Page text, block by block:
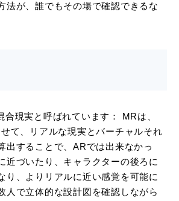
法が、誰でもその場で確認できるな
現実と呼ばれています： MRは、
て、リアルな現実とバーチャルそれ
出することで、ARでは出来なかっ
近づいたり、キャラクターの後ろに
り、よりリアルに近い感覚を可能に
人で立体的な設計図を確認しながら